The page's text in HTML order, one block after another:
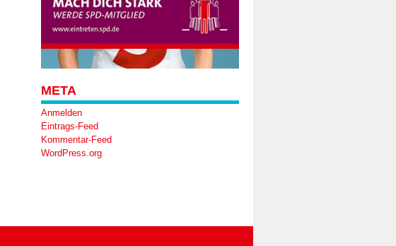
META
Anmelden
Eintrags-Feed
Kommentar-Feed
WordPress.org